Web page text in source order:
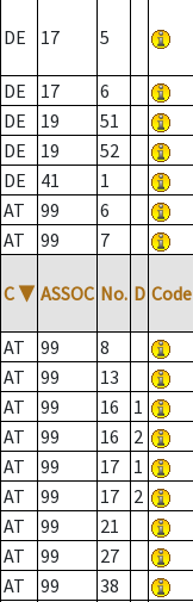
DE 17 5
DE 17 6
DE
19 51
DE
19 52
DE
41 1
AT
99 6
AT
99 7
C ▼ ASSOC No. D Code
AT 99 8
AT
99 13
AT
99 16 1
AT
99 16 2
AT
99 17 1
AT
99 17 2
AT
99 21
AT
99 27
AT
99 38